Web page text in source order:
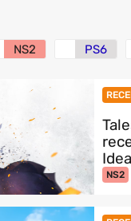
NS2 PS6
NS2